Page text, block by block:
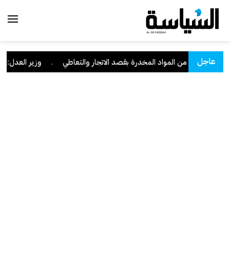
عاجل
كمية من المواد المخدرة بقصد الاتجار والتعاطي . وزير العدل: تراجع قضايا